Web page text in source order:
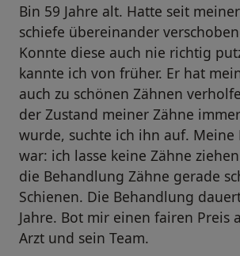
Bin 59 Jahre alt. Hatte seit
schiefe übereinander
Konnte diese auch nie richtig
kannte ich von früher. Er hat
auch zu schönen Zähnen
der Zustand meiner Zähne
wurde, suchte ich ihn auf. Meine
war: ich lasse keine Zähne
die Behandlung Zähne gerade
Schienen. Die Behandlung
Jahre. Bot mir einen fairen Preis
Arzt und sein Team.